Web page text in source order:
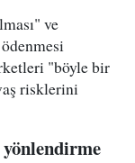
ve
"böyle bir
risklerini
yönlendirme